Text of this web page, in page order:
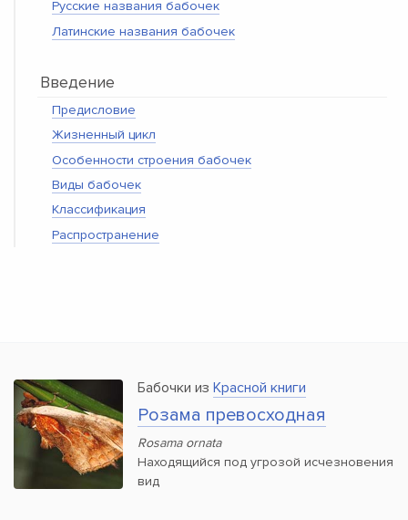
Русские названия бабочек
Латинские названия бабочек
Введение
Предисловие
Жизненный цикл
Особенности строения бабочек
Виды бабочек
Классификация
Распространение
Бабочки из Красной книги
Розама превосходная
Rosama ornata
Находящийся под угрозой исчезновения
вид